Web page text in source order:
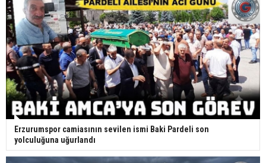
Erzurumspor camiasının sevilen ismi Baki Pardeli son
yolculuğuna uğurlandı